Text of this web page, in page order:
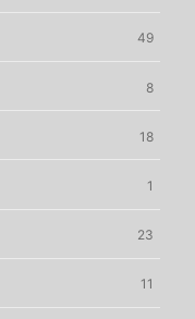
49
8
18
1
23
11